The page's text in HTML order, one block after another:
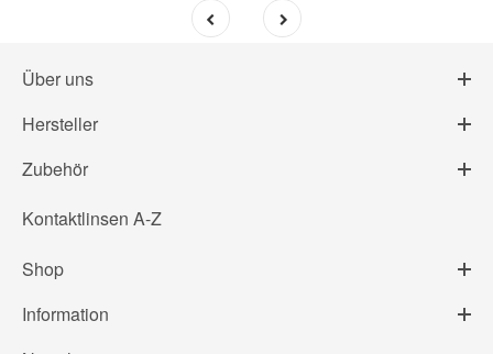
Über uns
Hersteller
Zubehör
Kontaktlinsen A-Z
Shop
Information